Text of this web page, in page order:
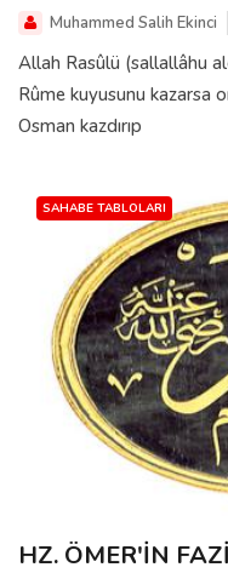
Muhammed Salih Ekinci
Allah Rasûlü (sallallâhu
Rûme kuyusunu kazarsa
Osman kazdırıp
SAHABE TABLOLARI
HZ. ÖMER'İN